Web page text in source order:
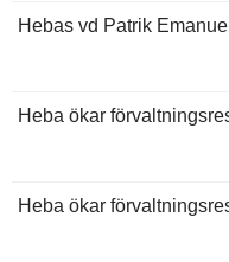
Hebas vd Patrik
Heba ökar
Heba ökar